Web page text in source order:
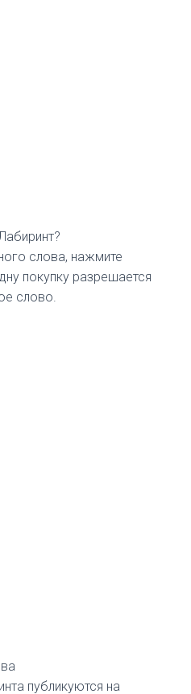
слова, нажмите
покупку разрешается
слово.
публикуются на